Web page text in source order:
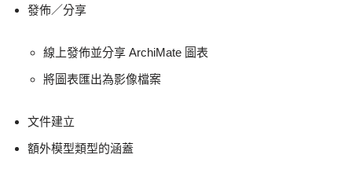
發佈／分享
線上發佈並分享 ArchiMate 圖表
將圖表匯出為影像檔案
文件建立
額外模型類型的涵蓋